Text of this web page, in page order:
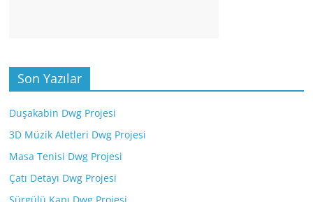
Son Yazılar
Duşakabin Dwg Projesi
3D Müzik Aletleri Dwg Projesi
Masa Tenisi Dwg Projesi
Çatı Detayı Dwg Projesi